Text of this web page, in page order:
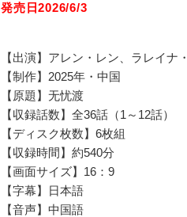
発売日2026/6/3
【出演】アレン・レン、ラレイ
【制作】2025年・中国
【原題】无忧渡
【収録話数】全36話（1～12話）
【ディスク枚数】6枚組
【収録時間】約540分
【画面サイズ】16：9
【字幕】日本語
【音声】中国語